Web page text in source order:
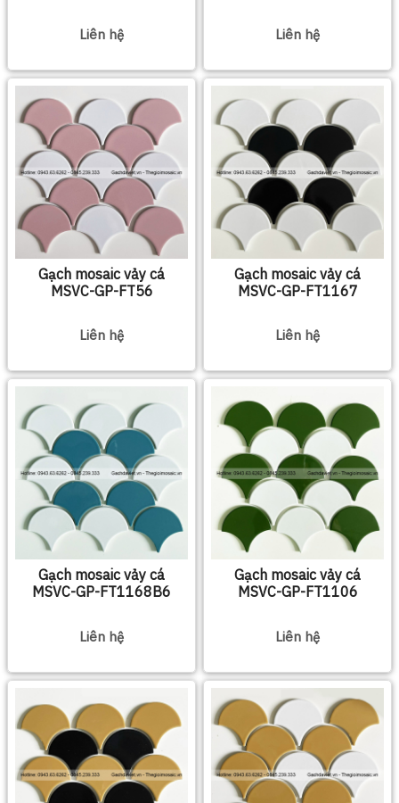
Liên hệ Liên hệ
Gạch mosaic vảy cá
MSVC-GP-FT56
Liên hệ
Gạch mosaic vảy cá
MSVC-GP-FT1167
Liên hệ
Gạch mosaic vảy cá
MSVC-GP-FT1168B6
Liên hệ
Gạch mosaic vảy cá
MSVC-GP-FT1106
Liên hệ